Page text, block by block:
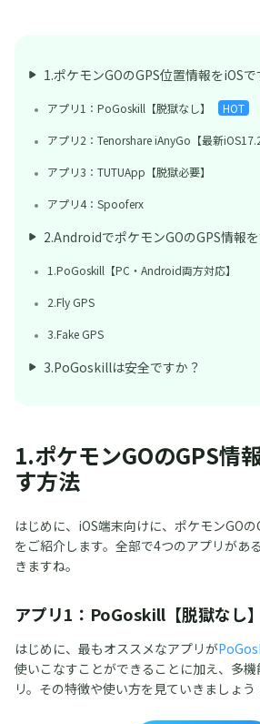
1.ポケモンGOのGPS位置情報をiOS
アプリ1：PoGoskill【脱獄なし】 HOT
アプリ2：Tenorshare iAnyGo【最新iOS17.2
アプリ3：TUTUApp【脱獄必要】
アプリ4：Spooferx
2.AndroidでポケモンGOのGPS情報
1.PoGoskill【PC・Android両方対応】
2.Fly GPS
3.Fake GPS
3.PoGoskillは安全ですか？
1.ポケモンGOのGPS情
す方法
はじめに、iOS端末向けに、ポケモンGO
をご紹介します。全部で4つのアプリがあ
きますね。
アプリ1：PoGoskill【脱獄なし】
はじめに、最もオススメなアプリが
使いこなすことができることに加え、多
リ。その特徴や使い方を見ていきましょう